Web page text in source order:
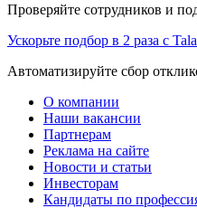
Проверяйте сотрудников и
Ускорьте подбор в 2 раза с
Автоматизируйте сбор
О компании
Наши вакансии
Партнерам
Реклама на сайте
Новости и статьи
Инвесторам
Кандидаты по